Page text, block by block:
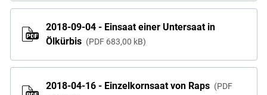
2018-09-04 - Einsaat einer Untersaat in
Ölkürbis
PDF 683,00 kB
2018-04-16 - Einzelkornsaat von Raps
PDF